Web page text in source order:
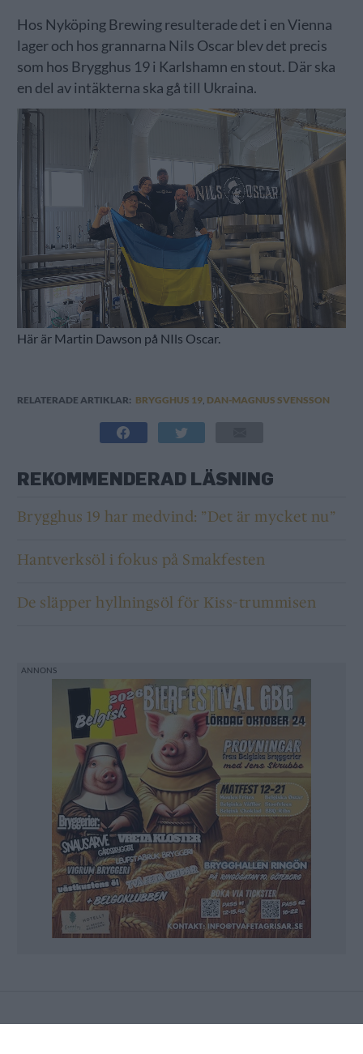
Hos Nyköping Brewing resulterade det i en Vienna
lager och hos grannarna Nils Oscar blev det precis
som hos Brygghus 19 i Karlshamn en stout. Där ska
en del av intäkterna ska gå till Ukraina.
Här är Martin Dawson på NIls Oscar.
RELATERADE ARTIKLAR: BRYGGHUS 19, DAN-MAGNUS SVENSSON
REKOMMENDERAD LÄSNING
Brygghus 19 har medvind: ”Det är mycket nu”
Hantverksöl i fokus på Smakfesten
De släpper hyllningsöl för Kiss-trummisen